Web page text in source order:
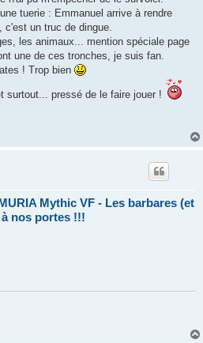
tuerie : Emmanuel arrive à rendre
un truc de dingue.
les animaux... mention spéciale page
une de ces tronches, je suis fan.
! Trop bien
surtout... pressé de le faire jouer !
Mythic VF - Les barbares (et
nos portes !!!